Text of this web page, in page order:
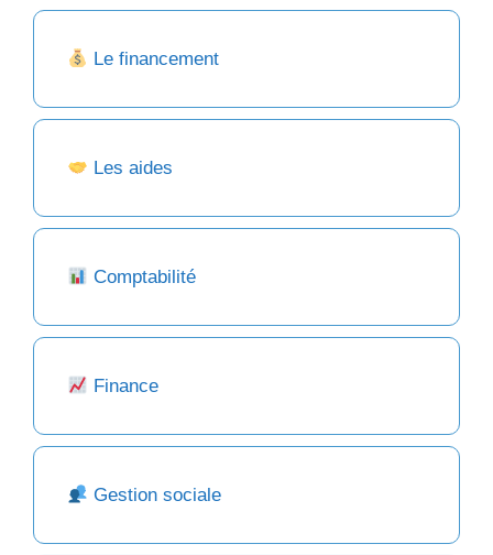
Le financement
Les aides
Comptabilité
Finance
Gestion sociale